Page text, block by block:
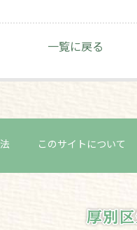
一覧に戻る
このサイトについて